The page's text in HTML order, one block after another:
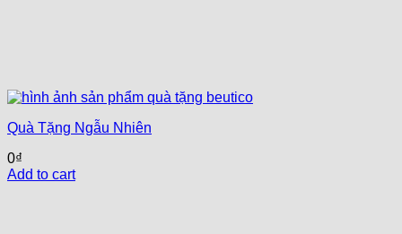
Quà Tặng Ngẫu Nhiên
0₫
Add to cart